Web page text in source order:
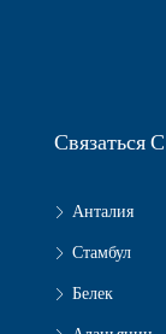
Связаться
Анталия
Стамбул
Белек